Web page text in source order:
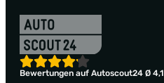
Bewertungen auf Autoscout24 Ø 4,1